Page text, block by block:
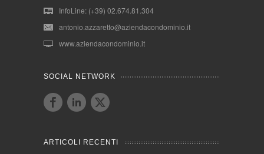
InfoLine: (+39) 02.674.81.304
antonio.azzaretto@aziendacondominio.it
www.aziendacondominio.it
SOCIAL NETWORK
ARTICOLI RECENTI